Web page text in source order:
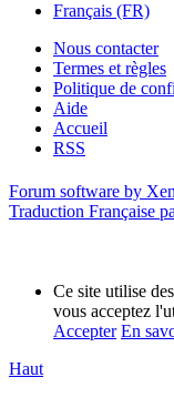
Français (FR)
Nous contacter
Termes et règles
Politique de
Aide
Accueil
RSS
Forum software by
Traduction Française
Ce site utilise
vous acceptez
Accepter En
Haut